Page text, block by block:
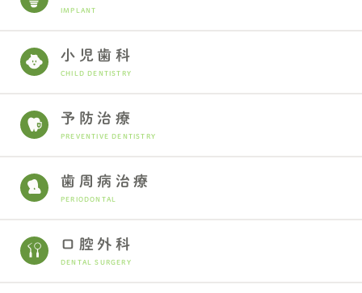
IMPLANT
小児歯科
CHILD DENTISTRY
予防治療
PREVENTIVE DENTISTRY
歯周病治療
PERIODONTAL
口腔外科
DENTAL SURGERY